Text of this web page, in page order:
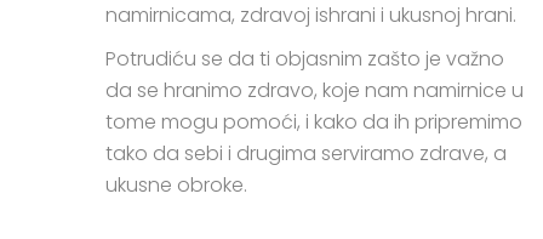
namirnicama, zdravoj ishrani i ukusnoj hrani.
Potrudiću se da ti objasnim zašto je važno
da se hranimo zdravo, koje nam namirnice u
tome mogu pomoći, i kako da ih pripremimo
tako da sebi i drugima serviramo zdrave, a
ukusne obroke.